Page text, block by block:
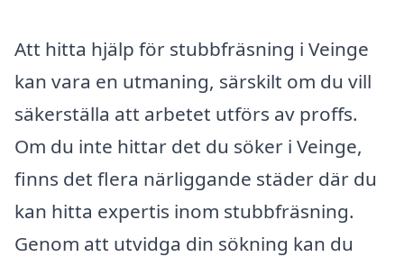
Att hitta hjälp för stubbfräsning i Veinge
kan vara en utmaning, särskilt om du vill
säkerställa att arbetet utförs av proffs.
Om du inte hittar det du söker i Veinge,
finns det flera närliggande städer där du
kan hitta expertis inom stubbfräsning.
Genom att utvidga din sökning kan du